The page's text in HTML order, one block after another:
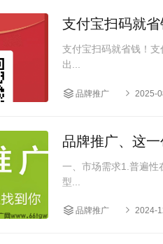
支付宝扫码就
支付宝扫码就省钱！支付宝新活动
出...
品牌推广 2025-
品牌推广、这
一、市场需求1.普遍性
型...
品牌推广 2024-